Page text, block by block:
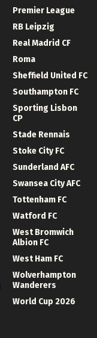
Premier League
RB Leipzig
Real Madrid CF
Roma
Sheffield United FC
Southampton FC
Sporting Lisbon
CP
Stade Rennais
Stoke City FC
Sunderland AFC
Swansea City AFC
Tottenham FC
Watford FC
West Bromwich
Albion FC
West Ham FC
Wolverhampton
Wanderers
World Cup 2026